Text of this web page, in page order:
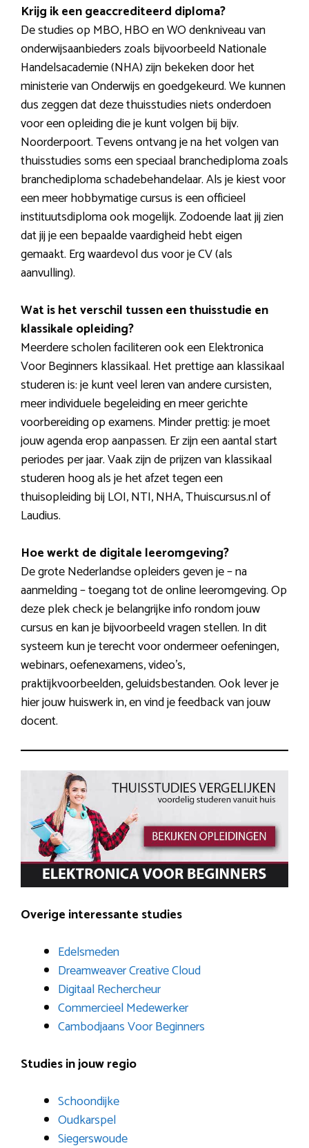
Krijg ik een geaccrediteerd diploma?
De studies op MBO, HBO en WO denkniveau van
onderwijsaanbieders zoals bijvoorbeeld Nationale
Handelsacademie (NHA) zijn bekeken door het
ministerie van Onderwijs en goedgekeurd. We kunnen
dus zeggen dat deze thuisstudies niets onderdoen
voor een opleiding die je kunt volgen bij bijv.
Noorderpoort. Tevens ontvang je na het volgen van
thuisstudies soms een speciaal branchediploma zoals
branchediploma schadebehandelaar. Als je kiest voor
een meer hobbymatige cursus is een officieel
instituutsdiploma ook mogelijk. Zodoende laat jij zien
dat jij je een bepaalde vaardigheid hebt eigen
gemaakt. Erg waardevol dus voor je CV (als
aanvulling).
Wat is het verschil tussen een thuisstudie en
klassikale opleiding?
Meerdere scholen faciliteren ook een Elektronica
Voor Beginners klassikaal. Het prettige aan klassikaal
studeren is: je kunt veel leren van andere cursisten,
meer individuele begeleiding en meer gerichte
voorbereiding op examens. Minder prettig: je moet
jouw agenda erop aanpassen. Er zijn een aantal start
periodes per jaar. Vaak zijn de prijzen van klassikaal
studeren hoog als je het afzet tegen een
thuisopleiding bij LOI, NTI, NHA, Thuiscursus.nl of
Laudius.
Hoe werkt de digitale leeromgeving?
De grote Nederlandse opleiders geven je – na
aanmelding – toegang tot de online leeromgeving. Op
deze plek check je belangrijke info rondom jouw
cursus en kan je bijvoorbeeld vragen stellen. In dit
systeem kun je terecht voor ondermeer oefeningen,
webinars, oefenexamens, video’s,
praktijkvoorbeelden, geluidsbestanden. Ook lever je
hier jouw huiswerk in, en vind je feedback van jouw
docent.
Overige interessante studies
Edelsmeden
Dreamweaver Creative Cloud
Digitaal Rechercheur
Commercieel Medewerker
Cambodjaans Voor Beginners
Studies in jouw regio
Schoondijke
Oudkarspel
Siegerswoude